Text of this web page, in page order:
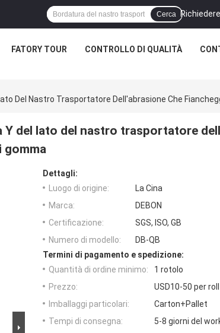
Cerca
FATORY TOUR CONTROLLO DI QUALITÀ
Del Nastro Trasportatore Dell'abrasione Che
Y del lato del nastro trasportatore
gomma
Dettagli:
Luogo di origine:
La Cina
Marca:
DEBON
Certificazione:
SGS, ISO, GB
Numero di modello:
DB-QB
Termini di pagamento e spedizione:
Quantità di ordine minimo:
1 rotolo
Prezzo:
USD10-50 per roll
Imballaggi particolari:
Carton+Pallet
Tempi di consegna:
5-8 giorni del